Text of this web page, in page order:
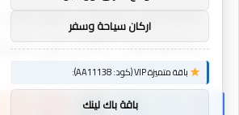
السابق مايكل فوغان
ستفتقد أكثر من
فيسبوكتويتر لينكدإن
اركان سياحة وسفر
باقة متميزة VIP (كود: AA11138):
باقة باك لينك